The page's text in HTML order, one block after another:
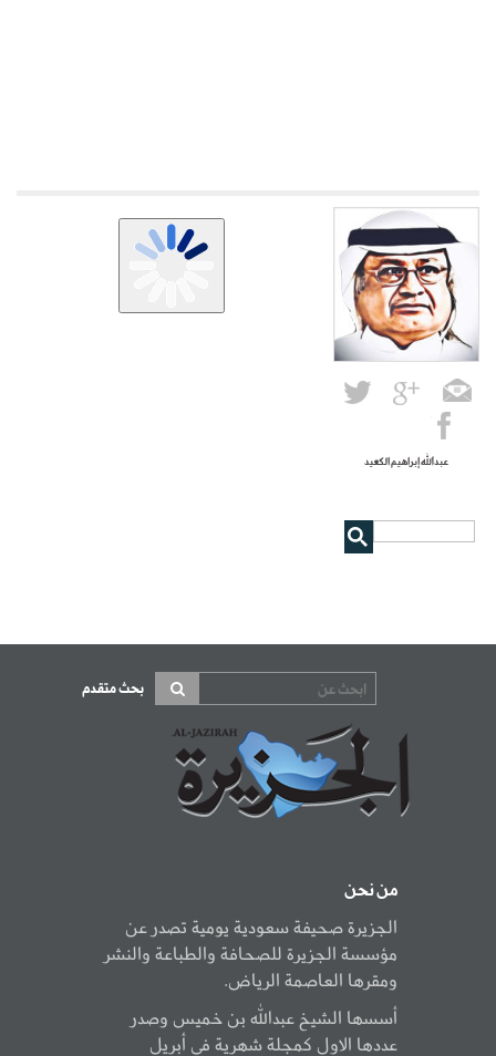
عبدالله إبراهيم الكعيد
بحث متقدم
من نحن
الجزيرة صحيفة سعودية يومية تصدر عن
مؤسسة الجزيرة للصحافة والطباعة والنشر
ومقرها العاصمة الرياض.
أسسها الشيخ عبدالله بن خميس وصدر
عددها الاول كمجلة شهرية في أبريل